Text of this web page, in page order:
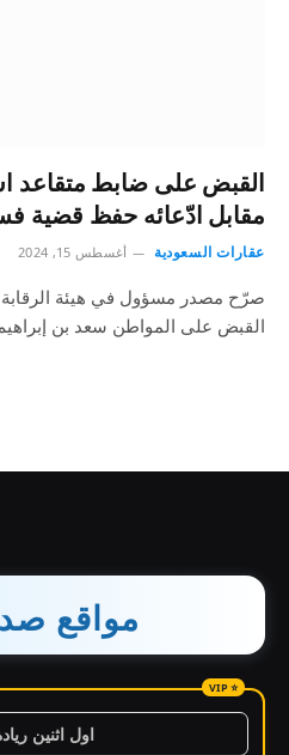
مقابل ادّعائه حفظ قضية
عقارات السعودية أغسطس 15, 2024
صرّح مصدر مسؤول في هيئة الرقابة
القبض على المواطن سعد بن
مواقع
اول اثنين